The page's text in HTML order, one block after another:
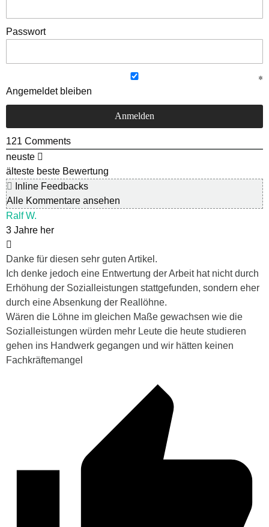
Passwort
Angemeldet bleiben
121 Comments
neuste
älteste beste Bewertung
Inline Feedbacks
Alle Kommentare ansehen
Ralf W.
3 Jahre her
Danke für diesen sehr guten Artikel.
Ich denke jedoch eine Entwertung der Arbeit hat nicht durch
Erhöhung der Sozialleistungen stattgefunden, sondern eher
durch eine Absenkung der Reallöhne.
Wären die Löhne im gleichen Maße gewachsen wie die
Sozialleistungen würden mehr Leute die heute studieren
gehen ins Handwerk gegangen und wir hätten keinen
Fachkräftemangel